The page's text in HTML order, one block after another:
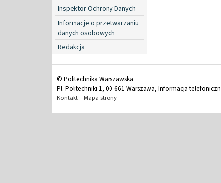
Inspektor Ochrony Danych
Informacje o przetwarzaniu
danych osobowych
Redakcja
© Politechnika Warszawska
Pl. Politechniki 1, 00-661 Warszawa, Informacja
Kontakt Mapa strony